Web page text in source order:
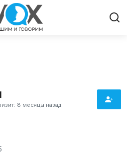
8 месяцы назад